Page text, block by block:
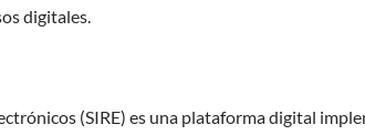
digitales.
(SIRE) es una plataforma digital